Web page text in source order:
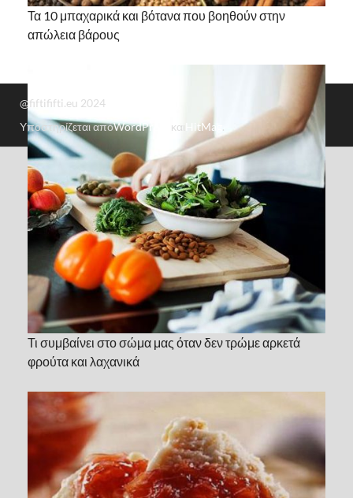
Τα 10 μπαχαρικά και βότανα που βοηθούν στην
απώλεια βάρους
Τι συμβαίνει στο σώμα μας όταν δεν τρώμε αρκετά
φρούτα και λαχανικά
@fiftififti.eu 2024
Υποστηρίζεται απόWordPress και HitMag .